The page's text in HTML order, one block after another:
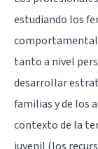
estudiando los
tanto a nivel
desarrollar
familias y de los
contexto de la